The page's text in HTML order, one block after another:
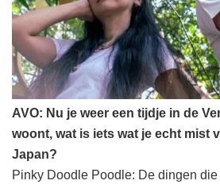
AVO: Nu je weer een tijdje in de
woont, wat is iets wat je echt mist
Japan?
Pinky Doodle Poodle: De dingen